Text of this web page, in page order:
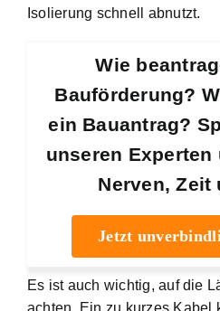
Isolierung schnell abnutzt.
Wie
Bauförderung?
ein Bauantrag?
unseren Experten
Nerven, Zeit
Jetzt
Es ist auch wichtig, auf die